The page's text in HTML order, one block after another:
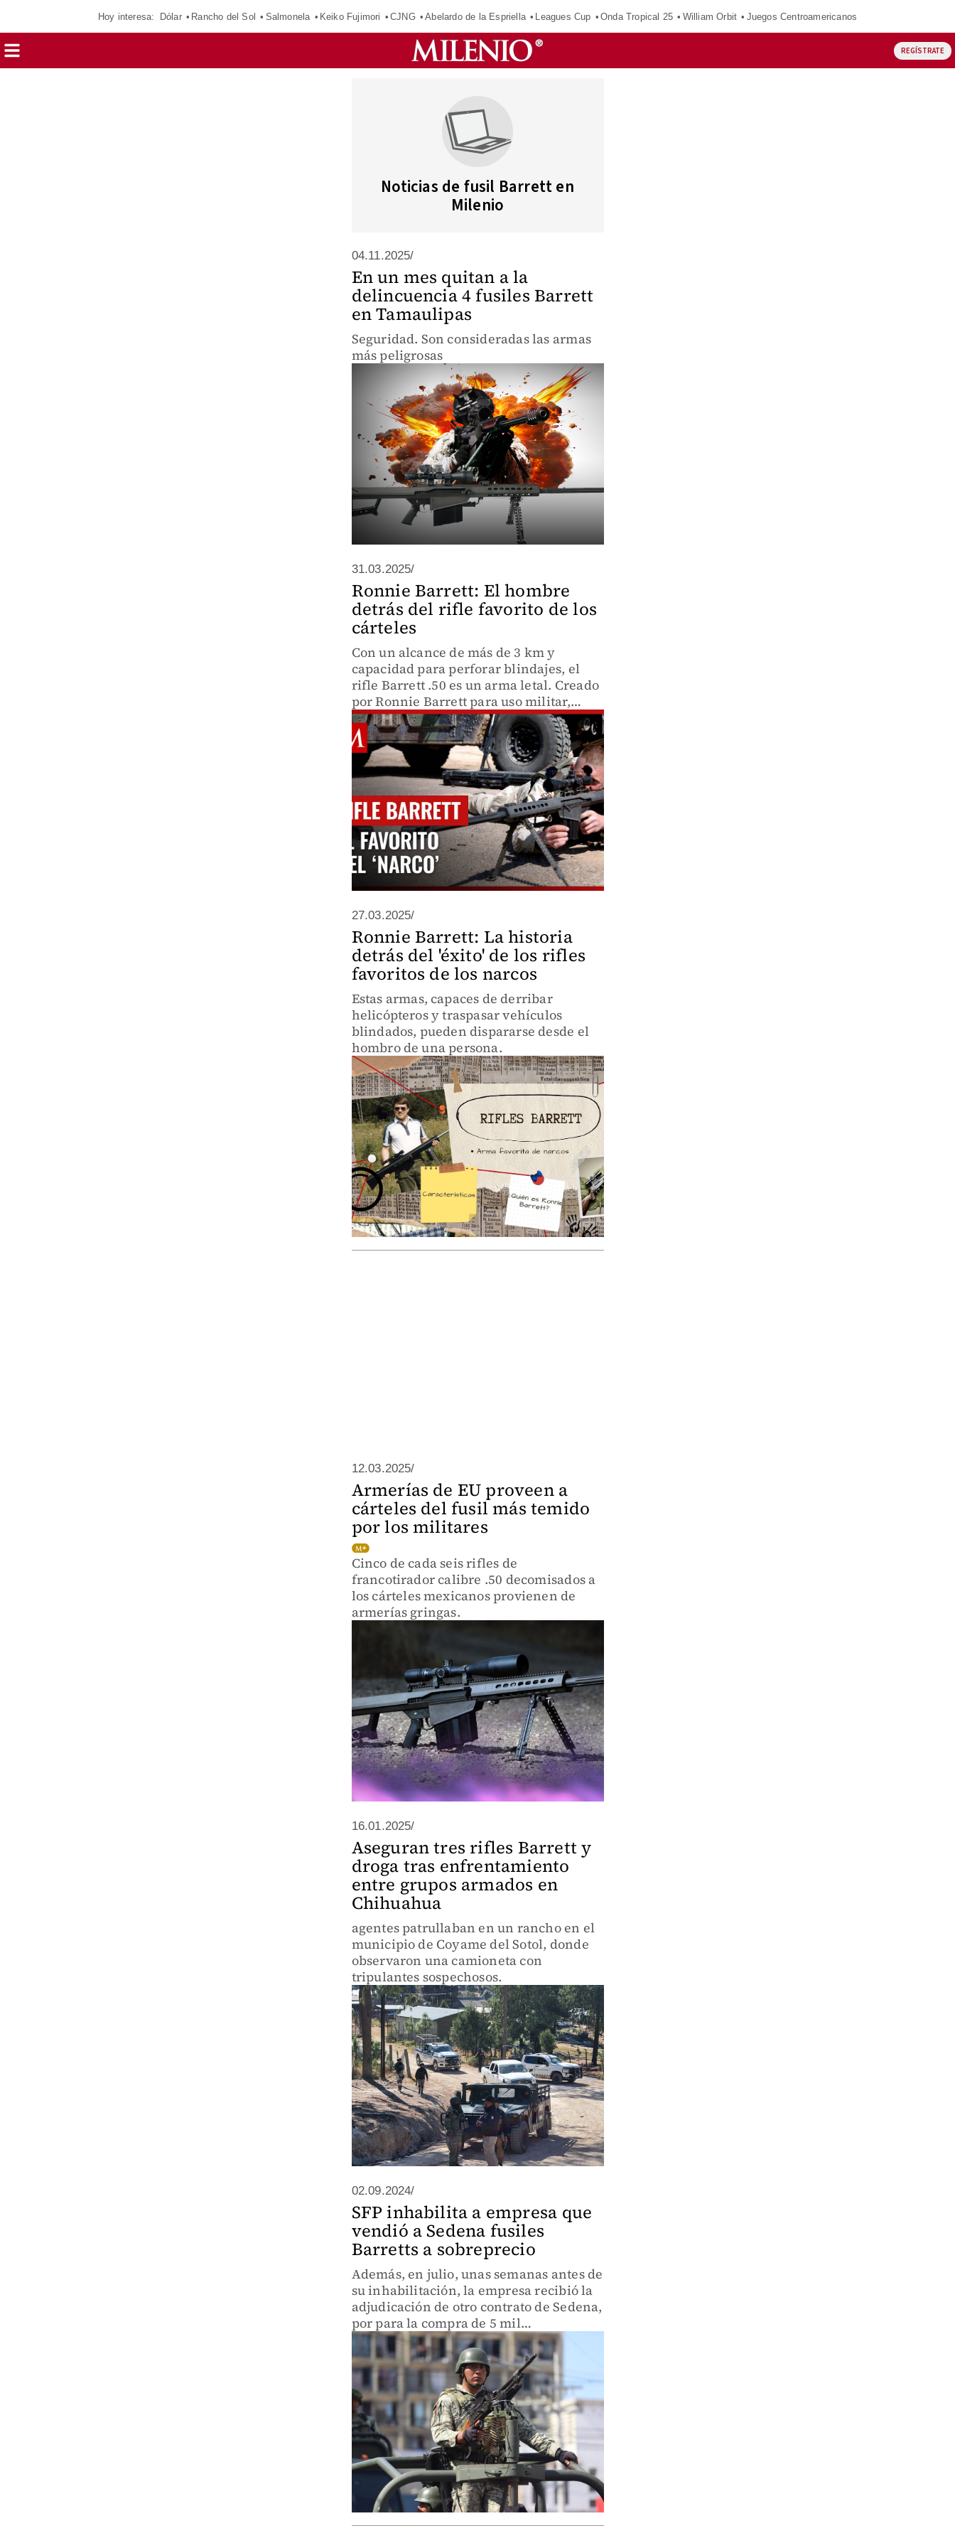
Hoy interesa: Dólar Rancho del Sol Salmonela Keiko Fujimori CJNG Abelardo de la Espriella Leagues Cup Onda Tropical 25 William Orbit Juegos Centroamericanos
REGÍSTRATE
Noticias de fusil Barrett en
Milenio
04.11.2025/
En un mes quitan a la
delincuencia 4 fusiles Barrett
en Tamaulipas
Seguridad. Son consideradas las armas
más peligrosas
31.03.2025/
Ronnie Barrett: El hombre
detrás del rifle favorito de los
cárteles
Con un alcance de más de 3 km y
capacidad para perforar blindajes, el
rifle Barrett .50 es un arma letal. Creado
por Ronnie Barrett para uso militar,
ahora es el favorito de los cárteles.
¿Cómo se convirtió en un símbolo del
crimen organizado?
27.03.2025/
Ronnie Barrett: La historia
detrás del 'éxito' de los rifles
favoritos de los narcos
Estas armas, capaces de derribar
helicópteros y traspasar vehículos
blindados, pueden dispararse desde el
hombro de una persona.
12.03.2025/
Armerías de EU proveen a
cárteles del fusil más temido
por los militares
Cinco de cada seis rifles de
francotirador calibre .50 decomisados a
los cárteles mexicanos provienen de
armerías gringas.
16.01.2025/
Aseguran tres rifles Barrett y
droga tras enfrentamiento
entre grupos armados en
Chihuahua
agentes patrullaban en un rancho en el
municipio de Coyame del Sotol, donde
observaron una camioneta con
tripulantes sospechosos.
02.09.2024/
SFP inhabilita a empresa que
vendió a Sedena fusiles
Barretts a sobreprecio
Además, en julio, unas semanas antes de
su inhabilitación, la empresa recibió la
adjudicación de otro contrato de Sedena,
por para la compra de 5 mil
lanzacohetes.